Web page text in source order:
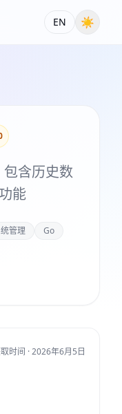
EN ☀
含历史数
能
管理 Go
时间 · 2026年6月5日